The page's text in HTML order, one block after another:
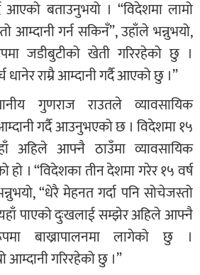
आएको बताउनुभयो । “विदेशमा लामो
आम्दानी गर्न सकिनँ”, उहाँले भन्नुभयो,
जडीबुटीको खेती गरिरहेको छु ।
धानेर राम्रै आम्दानी गर्दै आएको छु ।”
गुणराज राउतले व्यावसायिक
गर्दै आउनुभएको छ । विदेशमा १५
अहिले आफ्नै ठाउँमा व्यावसायिक
हो । “विदेशका तीन देशमा गरेर १५ वर्ष
“धेरै मेहनत गर्दा पनि सोचेजस्तो
पाएको दुःखलाई सम्झेर अहिले आफ्नै
बाख्रापालनमा लागेको छु ।
आम्दानी गरिरहेको छु ।”